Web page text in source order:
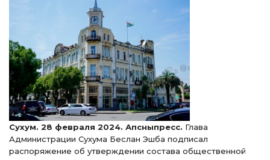
Сухум. 28 февраля 2024. Апсныпресс. Глава
Администрации Сухума Беслан Эшба подписал
распоряжение об утверждении состава общественной